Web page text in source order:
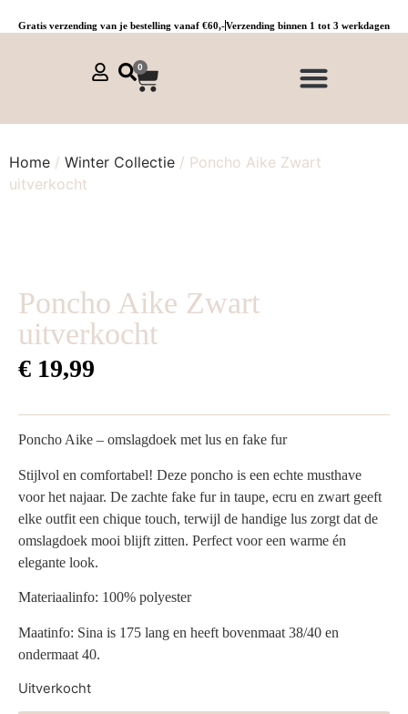
Gratis verzending van je bestelling vanaf €60,-Verzending binnen 1 tot 3 werkdagen
0
Home / Winter Collectie / Poncho Aike Zwart
uitverkocht
Poncho Aike Zwart
uitverkocht
€ 19,99
Poncho Aike – omslagdoek met lus en fake fur
Stijlvol en comfortabel! Deze poncho is een echte musthave
voor het najaar. De zachte fake fur in taupe, ecru en zwart geeft
elke outfit een chique touch, terwijl de handige lus zorgt dat de
omslagdoek mooi blijft zitten. Perfect voor een warme én
elegante look.
Materiaalinfo: 100% polyester
Maatinfo: Sina is 175 lang en heeft bovenmaat 38/40 en
ondermaat 40.
Uitverkocht